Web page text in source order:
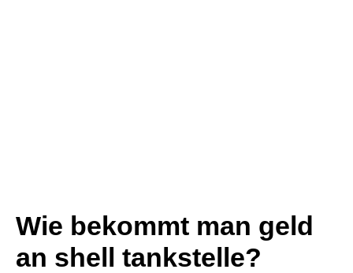
Wie bekommt man geld
an shell tankstelle?